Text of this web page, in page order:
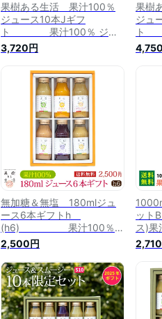
果樹ある生活 果汁100％
ジュース10本Jギフ
ト 果汁100％ ジュ
ース ギフト 詰め合わせ プ
レゼント 贈り物 誕生日 結
婚内祝い 出産内祝い 引越し
祝い お返し お取り寄せ 法
事 おしゃれ 健康 送料無料
のし 熨斗名入れ対応可 なか
ひら農場 製造直販
3,720円
果樹
ジュ
ト
ース
レゼ
婚内
事
のし
ひら
無加糖＆無塩 180mlジュ
ース6本ギフトh
(h6) 果汁100％
ジュース ギフト 詰め合わせ
プレゼント 贈り物 誕生日
結婚内祝い 出産内祝い 引越
し祝い お返し お取り寄せ
法事 おしゃれ 健康 送料無
料 のし 熨斗名入れ対応可
なかひら農場 製造直販
2,500円
ット
ス)果
ト 詰
贈り
出産
し
フト
斗名
場